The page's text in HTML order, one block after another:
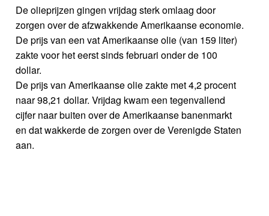
De olieprijzen gingen vrijdag sterk omlaag door
zorgen over de afzwakkende Amerikaanse economie.
De prijs van een vat Amerikaanse olie (van 159 liter)
zakte voor het eerst sinds februari onder de 100
dollar.
De prijs van Amerikaanse olie zakte met 4,2 procent
naar 98,21 dollar. Vrijdag kwam een tegenvallend
cijfer naar buiten over de Amerikaanse banenmarkt
en dat wakkerde de zorgen over de Verenigde Staten
aan.